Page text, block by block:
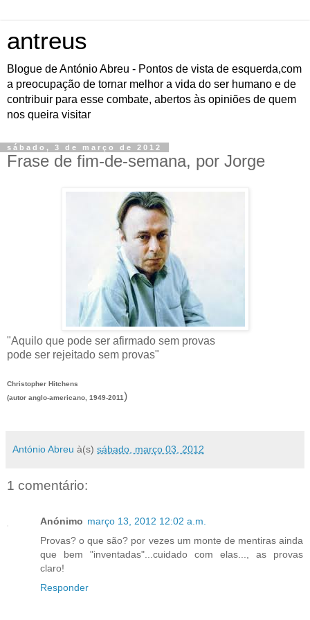
antreus
Blogue de António Abreu - Pontos de vista de esquerda,com
a preocupação de tornar melhor a vida do ser humano e de
contribuir para esse combate, abertos às opiniões de quem
nos queira visitar
sábado, 3 de março de 2012
Frase de fim-de-semana, por Jorge
"Aquilo que pode ser afirmado sem provas
pode ser rejeitado sem provas"
Christopher Hitchens
(autor anglo-americano, 1949-2011)
António Abreu à(s) sábado, março 03, 2012
1 comentário:
Anónimo março 13, 2012 12:02 a.m.
Provas? o que são? por vezes um monte de mentiras ainda
que bem "inventadas"...cuidado com elas..., as provas
claro!
Responder